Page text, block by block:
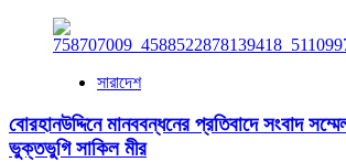
সারাদেশ
বোরহানউদ্দিনে মানববন্ধনের প্রতিবাদে সংবাদ
ভুক্তভুগি সাকিল মীর